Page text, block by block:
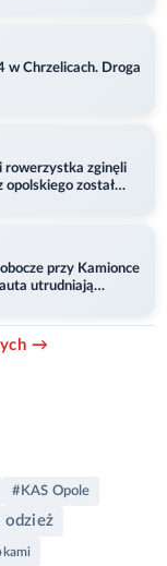
Chrzelicach. Droga
rowerzystka zginęli
został
przy Kamionce
utrudniają
→
#KAS Opole
odzież